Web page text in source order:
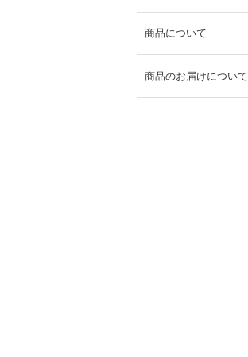
商品について
商品のお届けについて